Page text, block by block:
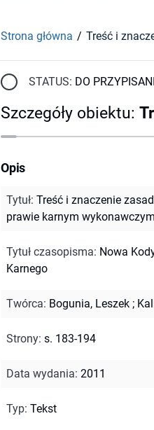
Strona główna
STATUS: DO
Szczegóły obiektu:
Opis
Tytuł: Treść i znaczenie
prawie karnym wykonawczym
Tytuł czasopisma: Nowa
Karnego
Twórca: Bogunia, Leszek ;
Strony: s. 183-194
Data wydania: 2011
Typ: Tekst